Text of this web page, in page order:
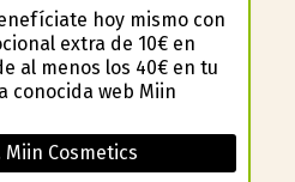
hoy mismo con
extra de 10€ en
al menos los 40€ en tu
conocida web Miin
Miin Cosmetics